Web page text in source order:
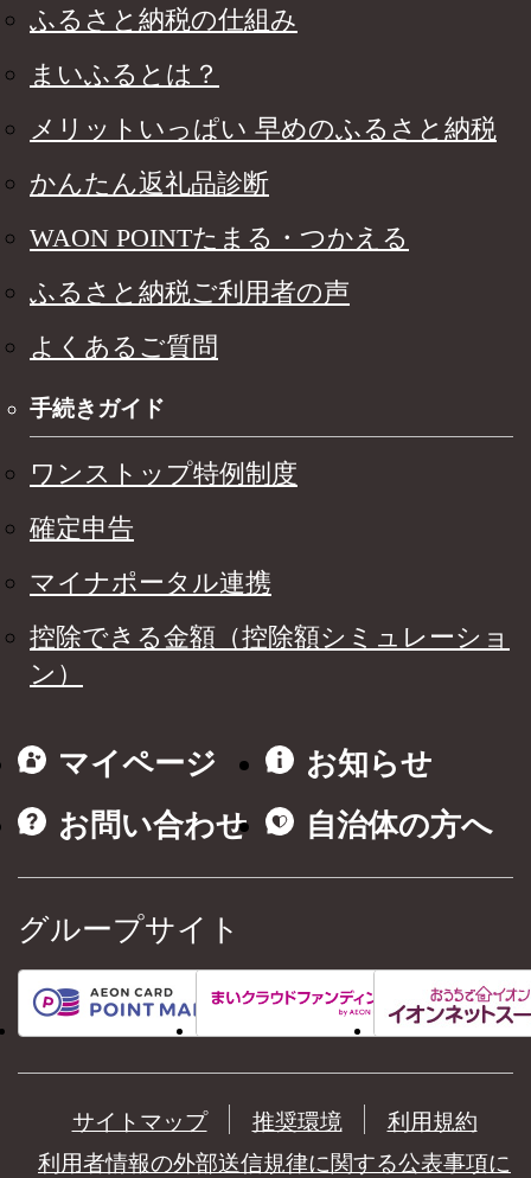
ふるさと納税の仕組み
まいふるとは？
メリットいっぱい 早めのふるさと納税
かんたん返礼品診断
WAON POINTたまる・つかえる
ふるさと納税ご利用者の声
よくあるご質問
手続きガイド
ワンストップ特例制度
確定申告
マイナポータル連携
控除できる金額（控除額シミュレーショ
ン）
マイページ
お知らせ
お問い合わせ
自治体の方へ
グループサイト
サイトマップ 推奨環境
利用規約
利用者情報の外部送信規律に関する公表事項に